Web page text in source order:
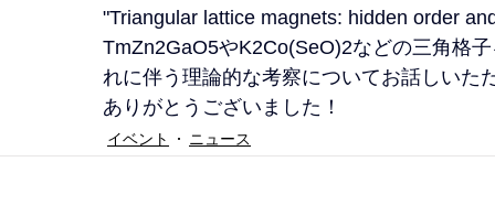
"Triangular lattice magnets: hidden order
TmZn2GaO5やK2Co(SeO)2などの三角格
れに伴う理論的な考察についてお話しいた
ありがとうございました！
イベント ニュース